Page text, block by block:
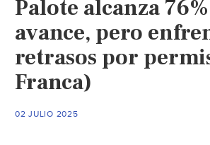
Palote alcanza
avance, pero
retrasos por
Franca)
02 JULIO 2025